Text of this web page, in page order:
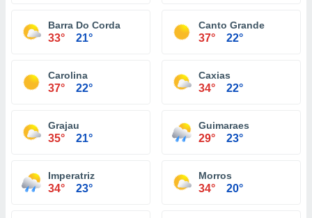
Barra Do Corda
33° 21°
Canto Grande
37° 22°
Carolina
37° 22°
Caxias
34° 22°
Grajau
35° 21°
Guimaraes
29° 23°
Imperatriz
34° 23°
Morros
34° 20°